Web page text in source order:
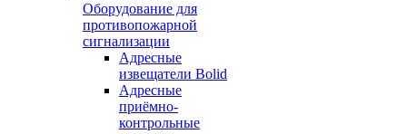
Оборудование для
противопожарной
сигнализации
Адресные
извещатели Bolid
Адресные
приёмно-
контрольные